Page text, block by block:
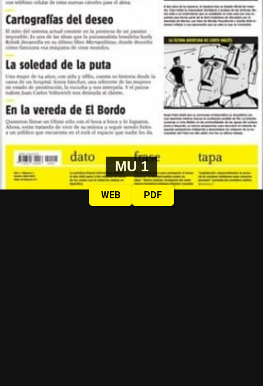
MU 1
WEB PDF